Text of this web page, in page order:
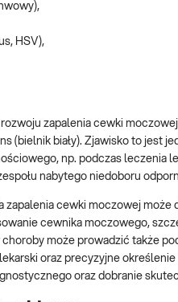
HSV),
zapalenia cewki
(bielnik biały). Zjawisko to jest
np. podczas leczenia
nabytego niedoboru
zapalenia cewki moczowej
cewnika moczowego,
może prowadzić także
oraz precyzyjne
oraz dobranie